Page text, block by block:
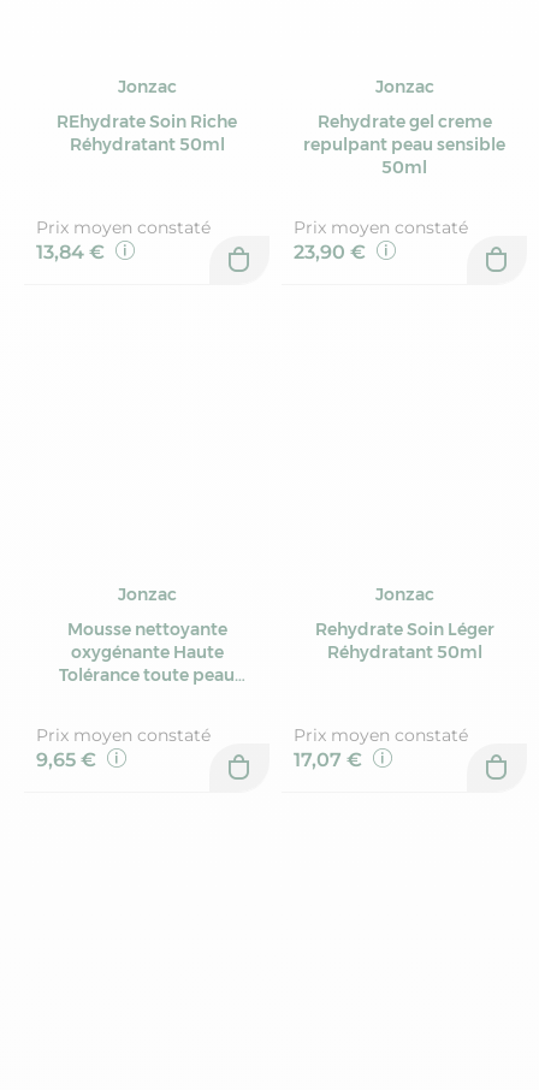
Jonzac
REhydrate Soin Riche
Réhydratant 50ml
Prix moyen constaté
13,84 €
Jonzac
Rehydrate gel creme
repulpant peau sensible
50ml
Prix moyen constaté
23,90 €
Jonzac
Mousse nettoyante
oxygénante Haute
Tolérance toute peau
Prix moyen constaté
9,65 €
Jonzac
Rehydrate Soin Léger
Réhydratant 50ml
Prix moyen constaté
17,07 €